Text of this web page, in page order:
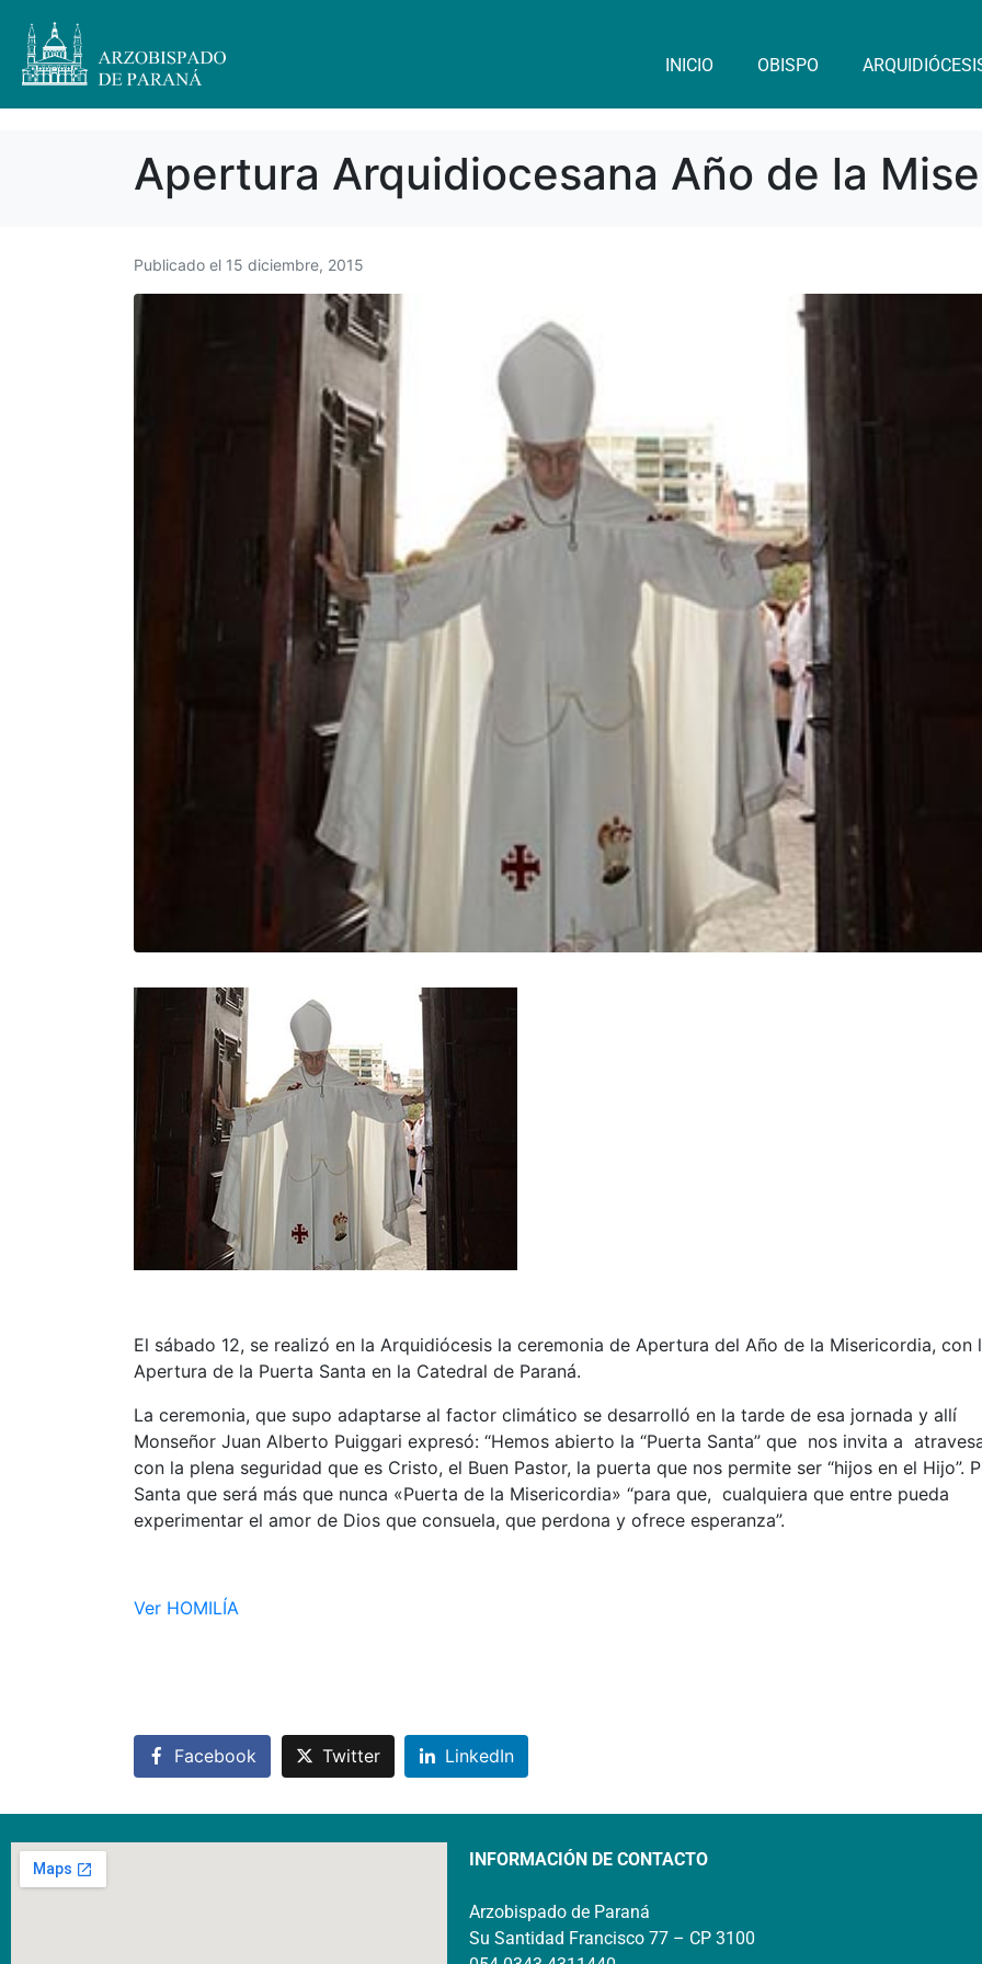
INICIO OBISPO
Apertura Arquidiocesana Año de la
Publicado el 15 diciembre, 2015
El sábado 12, se realizó en la Arquidiócesis la ceremonia de Apertura del Año de la Misericordia, con
Apertura de la Puerta Santa en la Catedral de Paraná.
La ceremonia, que supo adaptarse al factor climático se desarrolló en la tarde de esa jornada y allí
Monseñor Juan Alberto Puiggari expresó: “Hemos abierto la “Puerta Santa” que nos invita a
con la plena seguridad que es Cristo, el Buen Pastor, la puerta que nos permite ser “hijos en el Hijo”.
Santa que será más que nunca «Puerta de la Misericordia» “para que, cualquiera que entre pueda
experimentar el amor de Dios que consuela, que perdona y ofrece esperanza”.
Ver HOMILÍA
Facebook Twitter LinkedIn
INFORMACIÓN DE CONTACTO
Arzobispado de Paraná
Su Santidad Francisco 77 – CP 3100